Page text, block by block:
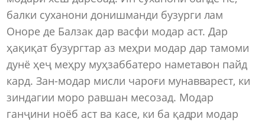
балки суханони донишманди бузурги лам
Оноре де Балзак дар васфи модар аст. Дар
ҳақиқат бузургтар аз меҳри модар дар тамоми
дунё ҳеҷ меҳру муҳзаббатеро наметавон пайд
кард. Зан-модар мисли чароғи мунавварест, ки
зиндагии моро равшан месозад. Модар
ганҷини ноёб аст ва касе, ки ба қадри модар